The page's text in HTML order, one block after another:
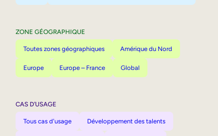
ZONE GÉOGRAPHIQUE
Toutes zones géographiques Amérique du Nord
Europe Europe – France Global
CAS D’USAGE
Tous cas d'usage Développement des talents